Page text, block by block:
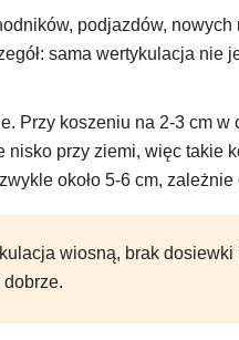
podjazdów,
sama wertykulacja nie
Przy koszeniu na 2-3 cm
przy ziemi, więc
około 5-6 cm,
wiosną, brak